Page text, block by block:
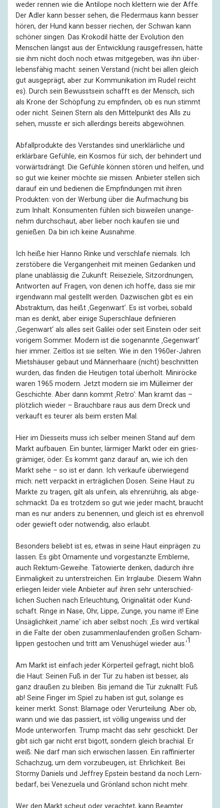
weder rennen wie die Anti­lope noch klettern wie der Affe.
Der Adler kann besser sehen, die Fleder­maus kann besser
hören, der Hund kann besser riechen, der Schwan kann
schöner singen. Das Krokodil hätte der Evolu­tion den
Menschen längst aus der Ent­wicklung rausge­fressen, hätte
sie ihm nicht doch noch etwas mitge­geben, was ihn über­
lebens­fähig macht: seinen Verstand (nicht bei allen gleich
gut ausge­prägt, aber zur Kommu­ni­kation im Rudel reicht
es). Durch sein Bewusst­sein schafft es der Mensch, sich
als Krone der Schöp­fung zu empfinden, ob es nun stimmt
oder nicht. Seinen Stern als den Mittel­punkt des Alls zu
sehen, musste er sich aller­dings bereits abgewöhnen.
Abfallprodukte des Verstandes sind uner­klär­liche und
erklär­bare Gefühle, ein Kosmos für sich, der behindert und
vorwärts­drängt. Die Gefühle können stören und helfen, und
so gut wie keiner möchte sie missen. Anbieter stellen sich
darauf ein und bedienen die Empfin­dungen mit ihren
Produkten: von der Werbung über die Auf­machung bis
zum Inhalt. Konsu­menten fühlen sich bisweilen unange­
nehm durch­schaut, aber lieber noch kaufen sie und
genießen. Da bin ich keine Ausnahme.
Ich heiße hier Hanno Rinke und verschlafe niemals. Ich
zerstö­bere die Vergangen­heit mit meinen Gedanken und
plane unab­lässig die Zukunft: Reise­ziele, Sitz­ordnungen,
Antworten auf Fragen, von denen ich hoffe, dass sie mir
irgend­wann mal gestellt werden. Dazwi­schen gibt es ein
Abstraktum, das heißt ‚Gegenwart‘. Es ist vorbei, sobald
man es denkt, aber einige Super­schlaue definieren
‚Gegenwart‘ als alles seit Galilei oder seit Einstein oder seit
vorigem Sommer. Modern ist die sogenannte ‚Gegenwart‘
hier immer. Zeitlos ist sie selten. Wie in den 1960er-Jahren
Miets­häuser gebaut und Männer­haare (nicht) beschnitten
wurden, das finden die Heutigen total überholt. Mini­röcke
waren 1965 modern. Jetzt modern sie im Müll­eimer der
Geschichte. Aber dann kommt ‚Retro‘: Man kramt das –
plötzlich wieder – Brauch­bare raus aus dem Dreck und
verkauft es teurer als beim ersten Mal.
Hier im Diesseits muss ich selber meinen Stand auf dem
Markt aufbauen. Ein bunter, lärmiger Markt oder ein gries­
grämiger, öder: Es kommt ganz darauf an, wie ich den
Markt sehe – so ist er dann. Ich verkaufe über­wiegend
mich: nett verpackt in erträg­lichen Dosen. Seine Haut zu
Markte zu tragen, gilt als unfein, als ehren­rührig, als abge­
schmackt. Da es trotz­dem so gut wie jeder macht, braucht
man es nur anders zu benennen, und gleich ist es ehrenvoll
oder gewieft oder notwendig, also erlaubt.
Besonders beliebt ist es, etwas in seine Haut einprägen zu
lassen. Es gibt Orna­mente und vorgestanzte Embleme,
auch Rektum-Geweihe. Täto­wierte denken, dadurch ihre
Einmalig­keit zu unterstreichen. Ein Irr­glaube. Diesem Wahn
erliegen leider viele Anbieter auf ihren sehr unter­schied­
lichen Suchen nach Erleuch­tung, Origi­nalität oder Kund­
schaft. Ringe in Nase, Ohr, Lippe, Zunge, you name it! Eine
Unsäg­lichkeit ‚name‘ ich aber selbst noch: ‚Es wird vertikal
in die Falte der oben zusammen­laufenden großen Scham­
lippen gestochen und tritt am Venus­hügel wieder aus.‘1
Am Markt ist einfach jeder Körper­teil gefragt, nicht bloß
die Haut: Seinen Fuß in der Tür zu haben ist besser, als
ganz draußen zu bleiben. Bis jemand die Tür zuknallt: Fuß
ab! Seine Finger im Spiel zu haben ist gut, solange es
keiner merkt. Sonst: Blamage oder Verur­teilung. Aber ob,
wann und wie das passiert, ist völlig ungewiss und der
Mode unter­worfen. Trump macht das sehr geschickt. Der
gibt sich gar nicht erst bigott, sondern gleich brachial. Er
weiß: Nie darf man sich erwischen lassen. Ein raffi­nierter
Schach­zug, um dem vorzubeugen, ist: Ehrlich­keit. Bei
Stormy Daniels und Jeffrey Epstein bestand da noch Lern­
bedarf, bei Venezuela und Grönland schon nicht mehr.
Wer den Markt scheut oder verachtet, kann Beamter